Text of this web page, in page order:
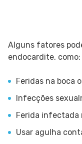
Alguns fatores
endocardite, como:
Feridas na boca
Infecções
Ferida infectada
Usar agulha